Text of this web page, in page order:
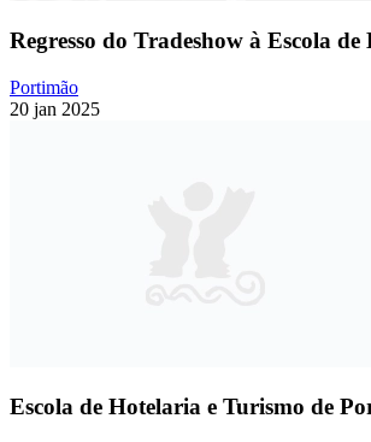
Regresso do Tradeshow à Escola
Portimão
20 jan 2025
Escola de Hotelaria e Turismo de